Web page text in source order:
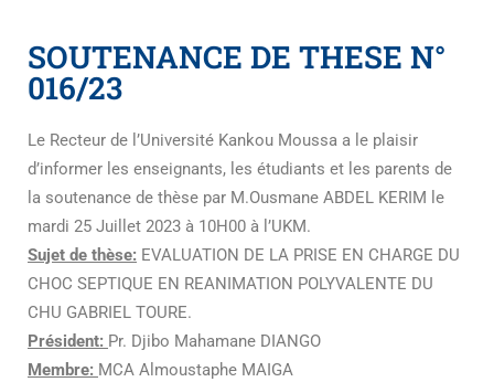
SOUTENANCE DE THESE N°
016/23
Le Recteur de l’Université Kankou Moussa a le plaisir
d’informer les enseignants, les étudiants et les parents de
la soutenance de thèse par M.Ousmane ABDEL KERIM le
mardi 25 Juillet 2023 à 10H00 à l’UKM.
Sujet de thèse: EVALUATION DE LA PRISE EN CHARGE DU
CHOC SEPTIQUE EN REANIMATION POLYVALENTE DU
CHU GABRIEL TOURE.
Président: Pr. Djibo Mahamane DIANGO
Membre: MCA Almoustaphe MAIGA